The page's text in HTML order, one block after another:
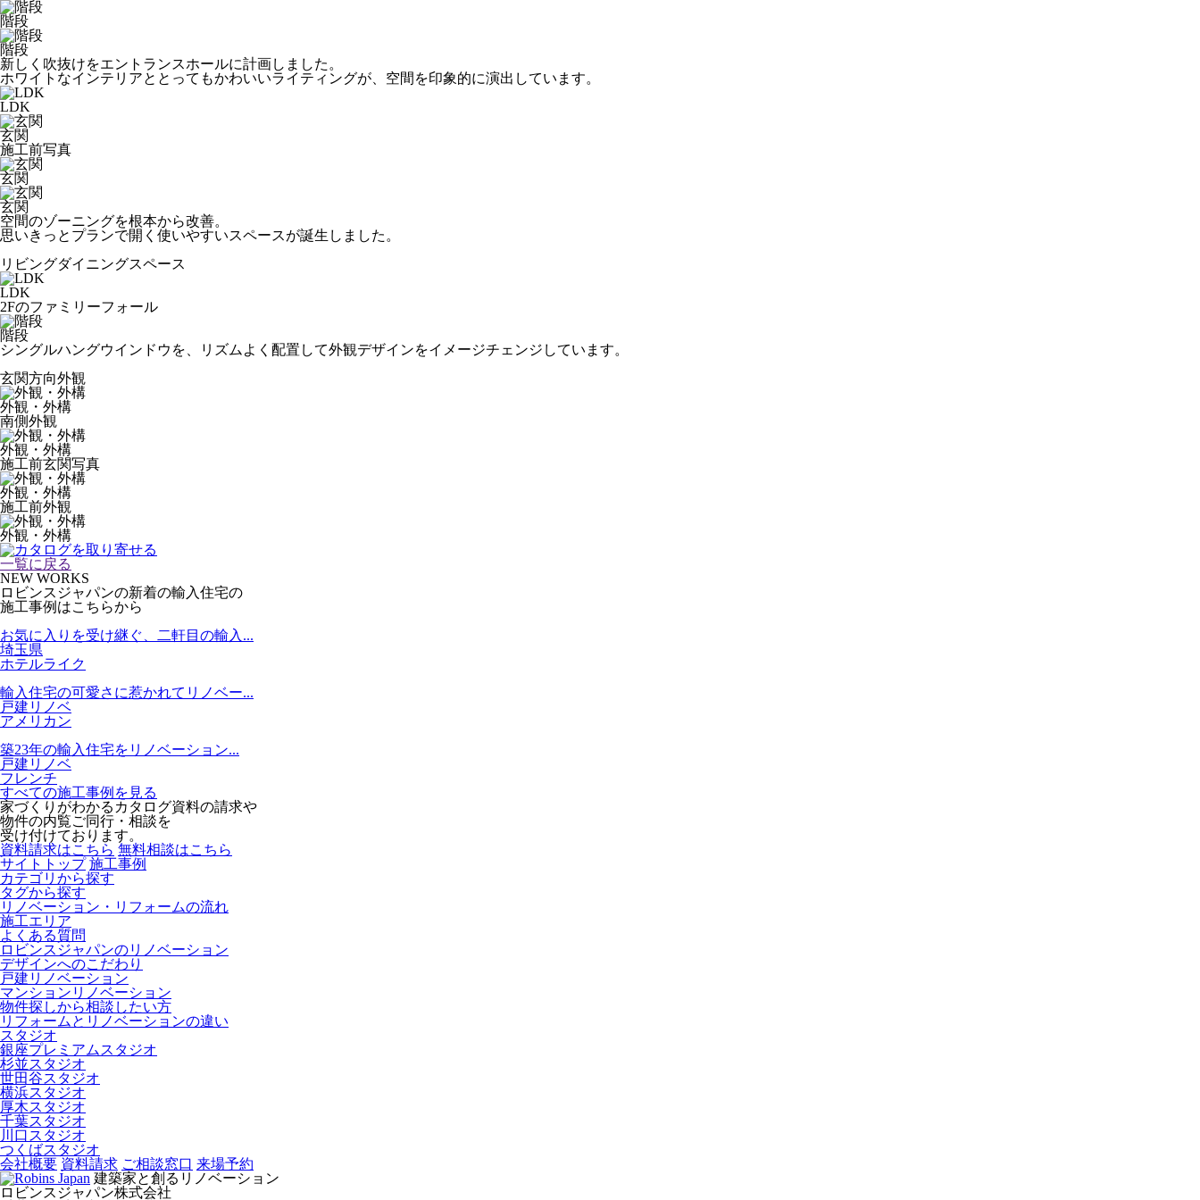
階段
階段
新しく吹抜けをエントランスホールに計画しました。
ホワイトなインテリアととってもかわいいライティングが、空間を印象的に演出しています。
LDK
玄関
施工前写真
玄関
玄関
空間のゾーニングを根本から改善。
思いきっとプランで開く使いやすいスペースが誕生しました。
リビングダイニングスペース
LDK
2Fのファミリーフォール
階段
シングルハングウインドウを、リズムよく配置して外観デザインをイメージチェンジしています。
玄関方向外観
外観・外構
南側外観
外観・外構
施工前玄関写真
外観・外構
施工前外観
外観・外構
一覧に戻る
NEW WORKS
ロビンスジャパンの新着の輸入住宅の
施工事例はこちらから
お気に入りを受け継ぐ、二軒目の輸入...
埼玉県
ホテルライク
輸入住宅の可愛さに惹かれてリノベー...
戸建リノベ
アメリカン
築23年の輸入住宅をリノベーション...
戸建リノベ
フレンチ
すべての施工事例を見る
家づくりがわかるカタログ資料の請求や
物件の内覧ご同行・相談を
受け付けております。
資料請求はこちら 無料相談はこちら
サイトトップ 施工事例
カテゴリから探す
タグから探す
リノベーション・リフォームの流れ
施工エリア
よくある質問
ロビンスジャパンのリノベーション
デザインへのこだわり
戸建リノベーション
マンションリノベーション
物件探しから相談したい方
リフォームとリノベーションの違い
スタジオ
銀座プレミアムスタジオ
杉並スタジオ
世田谷スタジオ
横浜スタジオ
厚木スタジオ
千葉スタジオ
川口スタジオ
つくばスタジオ
会社概要 資料請求 ご相談窓口 来場予約
建築家と創るリノベーション
ロビンスジャパン株式会社